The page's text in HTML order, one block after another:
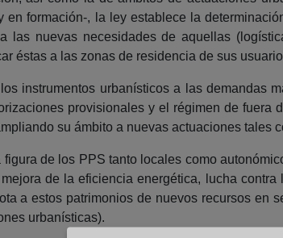
en formación-, la ley establece la
las nuevas necesidades de aquellas
éstas a las zonas de residencia de sus
instrumentos urbanísticos a las demandas
provisionales y el régimen de
su ámbito a nuevas actuaciones tales
figura de los PPS tanto locales como
de la eficiencia energética, lucha
a estos patrimonios de nuevos recursos
urbanísticas).